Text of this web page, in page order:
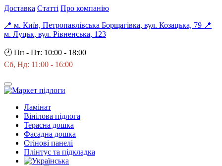
Доставка Статті Про компанію
📍 м. Київ, Петропавлівська Борщагівка, вул. Козацька, 79 📍
м. Луцьк, вул. Рівненська, 123
🕐 Пн - Пт: 10:00 - 18:00
Сб, Нд: 11:00 - 16:00
Ламінат
Вінілова підлога
Терасна дошка
Фасадна дошка
Стінові панелі
Плінтус та підкладка